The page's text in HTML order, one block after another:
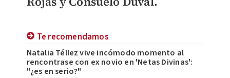
Te recomendamos
Natalia Téllez vive incómodo momento al
rencontrase con ex novio en 'Netas Divinas':
"¿es en serio?"